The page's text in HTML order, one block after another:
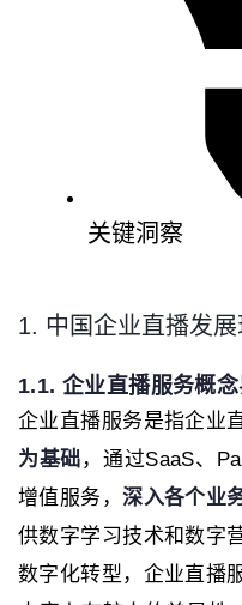
关键洞察
1. 中国企业直播发展
1.1. 企业直播服务概
企业直播服务是指企业
为基础 ，通过SaaS、
增值服务，深入各个业
供数字学习技术和数字
数字化转型，企业直播